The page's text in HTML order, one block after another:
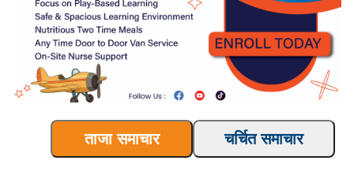
ताजा समाचार चर्चित समाचार